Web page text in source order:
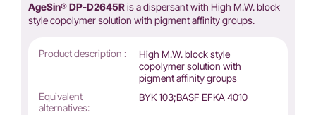
AgeSin® DP-D2645Ris a dispersant with High M.W. block
style copolymer solution with pigment affinity groups.
Product description :
High M.W. block style
copolymer solution with
pigment affinity groups
Equivalent
alternatives:
BYK 103;BASF EFKA 4010